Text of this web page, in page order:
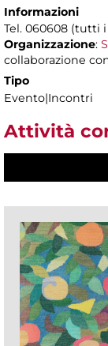
Informazioni
Tel. 060608 (tutti
Organizzazione:
collaborazione
Tipo
Evento|Incontri
Attività